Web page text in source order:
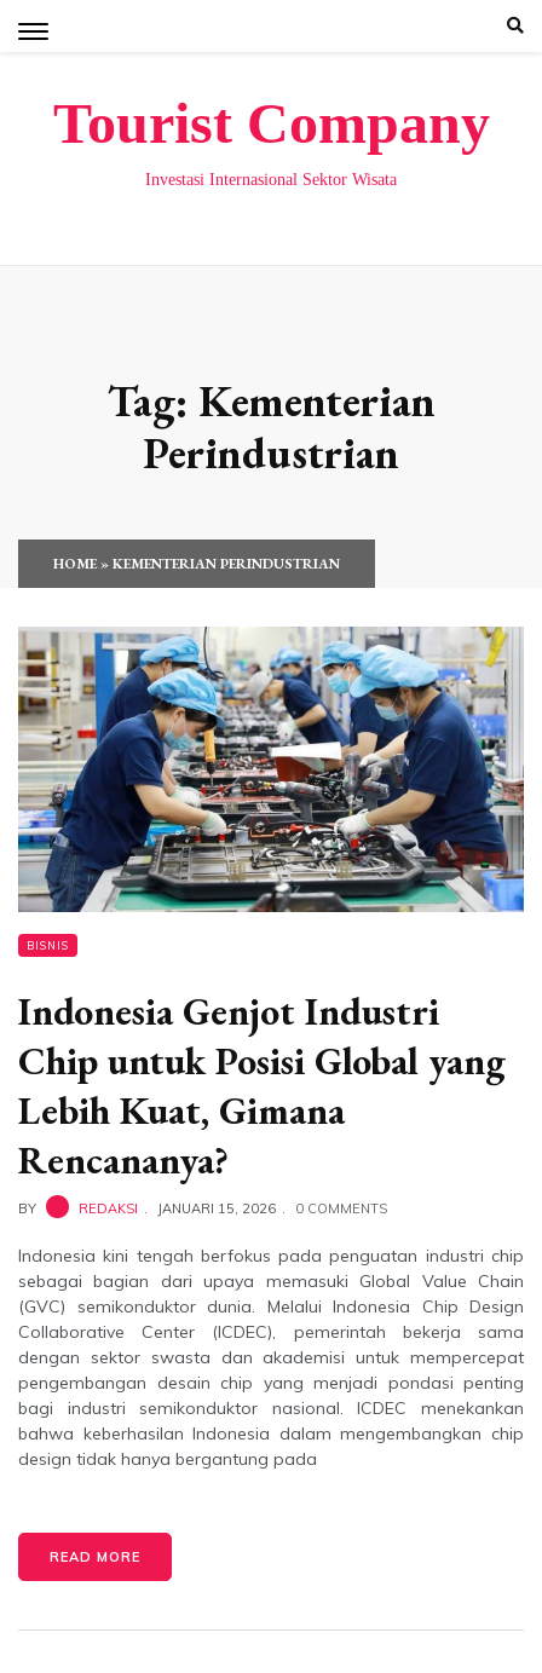
Tourist Company
Investasi Internasional Sektor Wisata
Tag: Kementerian
Perindustrian
HOME»KEMENTERIAN PERINDUSTRIAN
BISNIS
Indonesia Genjot Industri
Chip untuk Posisi Global yang
Lebih Kuat, Gimana
Rencananya?
BY REDAKSI JANUARI 15, 2026 0 COMMENTS
Indonesia kini tengah berfokus pada penguatan industri chip
sebagai bagian dari upaya memasuki Global Value Chain
(GVC) semikonduktor dunia. Melalui Indonesia Chip Design
Collaborative Center (ICDEC), pemerintah bekerja sama
dengan sektor swasta dan akademisi untuk mempercepat
pengembangan desain chip yang menjadi pondasi penting
bagi industri semikonduktor nasional. ICDEC menekankan
bahwa keberhasilan Indonesia dalam mengembangkan chip
design tidak hanya bergantung pada
READ MORE